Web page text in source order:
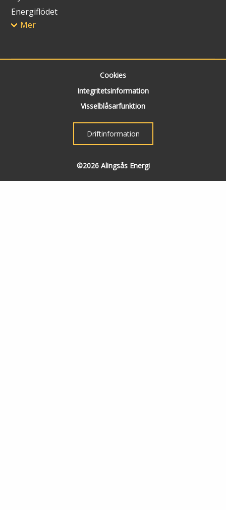
Energiflödet
Mer
Cookies
Integritetsinformation
Visselblåsarfunktion
Driftinformation
©2026 Alingsås Energi